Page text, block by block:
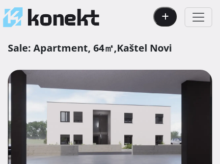
Sale: Apartment, 64㎡,Kaštel Novi